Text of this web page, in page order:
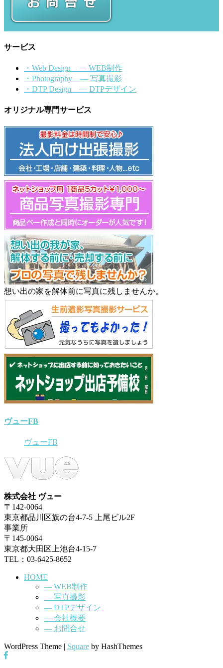
サービス
・Web Design ― WEB制作
・Photography ― 写真撮影
・DTP Design ― DTPデザイン
オリジナル専門サービス
想い出の家を解体前に写真に残しませんか。
ヴューFB
ヴューFB
株式会社 ヴュー
〒142-0064
東京都品川区旗の台4-7-5 上尾ビル2F
事業所
〒145-0064
東京都大田区上池台4-15-7
TEL：03-6425-8652
HOME
― WEB制作
― 写真撮影
― DTPデザイン
― 会社概要
― お問合せ
WordPress Theme | Square by HashThemes